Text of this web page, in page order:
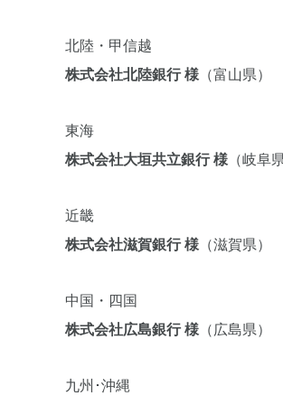
北陸・甲信越
株式会社北陸銀行 様 （富山県）
東海
株式会社大垣共立銀行 様 （岐阜
近畿
株式会社滋賀銀行 様 （滋賀県）
中国・四国
株式会社広島銀行 様 （広島県）
九州･沖縄